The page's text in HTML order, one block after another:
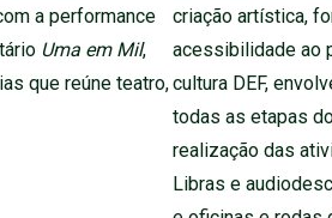
a performance
Uma em Mil,
que reúne teatro,
criação artística,
acessibilidade ao
cultura DEF,
todas as etapas
realização das
Libras e